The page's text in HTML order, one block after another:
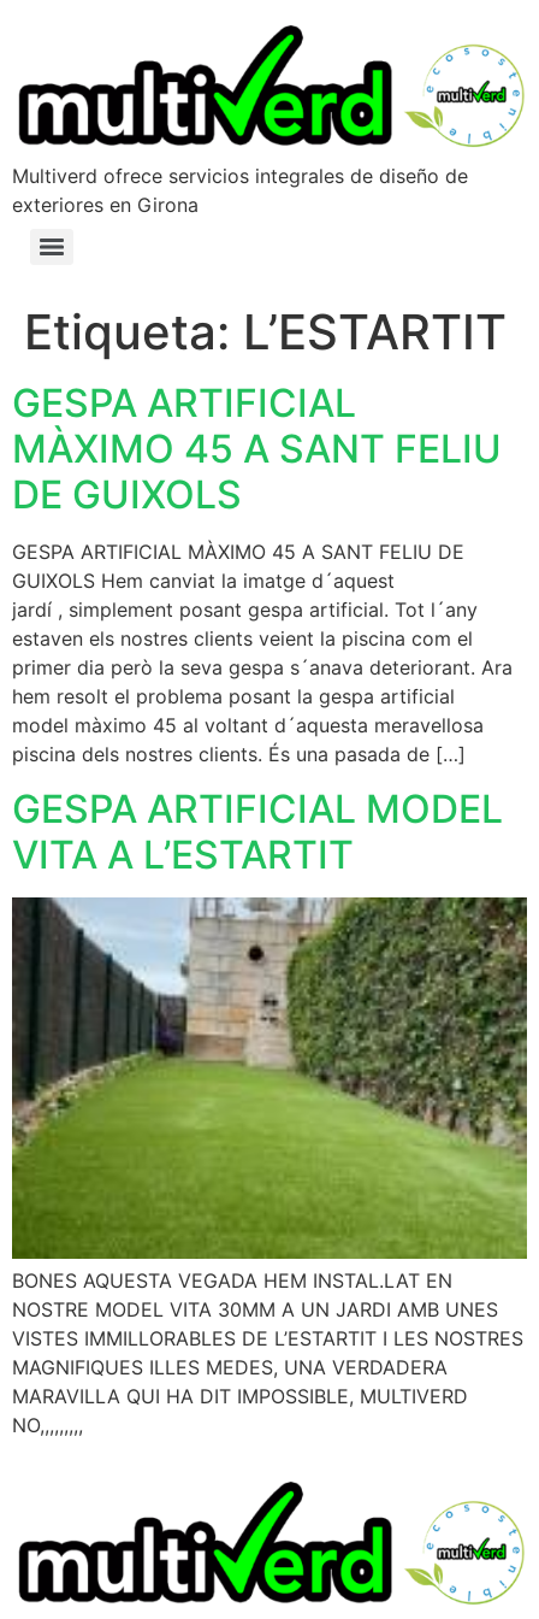
Multiverd ofrece servicios integrales de diseño de
exteriores en Girona
Etiqueta: L’ESTARTIT
GESPA ARTIFICIAL
MÀXIMO 45 A SANT FELIU
DE GUIXOLS
GESPA ARTIFICIAL MÀXIMO 45 A SANT FELIU DE
GUIXOLS Hem canviat la imatge d´aquest
jardí , simplement posant gespa artificial. Tot l´any
estaven els nostres clients veient la piscina com el
primer dia però la seva gespa s´anava deteriorant. Ara
hem resolt el problema posant la gespa artificial
model màximo 45 al voltant d´aquesta meravellosa
piscina dels nostres clients. És una pasada de […]
GESPA ARTIFICIAL MODEL
VITA A L’ESTARTIT
BONES AQUESTA VEGADA HEM INSTAL.LAT EN
NOSTRE MODEL VITA 30MM A UN JARDI AMB UNES
VISTES IMMILLORABLES DE L’ESTARTIT I LES NOSTRES
MAGNIFIQUES ILLES MEDES, UNA VERDADERA
MARAVILLA QUI HA DIT IMPOSSIBLE, MULTIVERD
NO,,,,,,,,,